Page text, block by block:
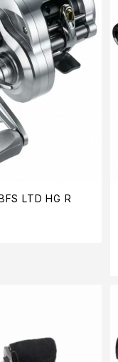
LTD HG R